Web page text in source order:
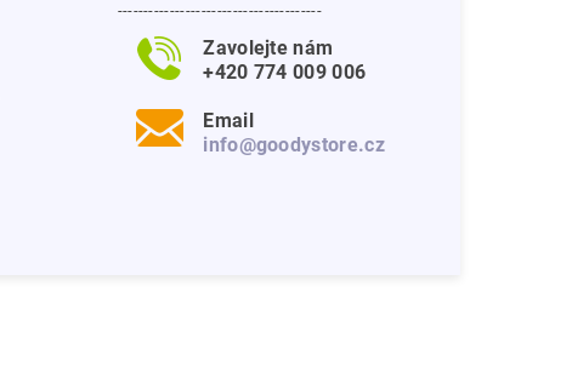
---------------------------------------
Zavolejte nám
+420 774 009 006
Email
info@goodystore.cz